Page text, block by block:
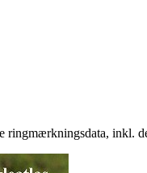
ringmærkningsdata, inkl.